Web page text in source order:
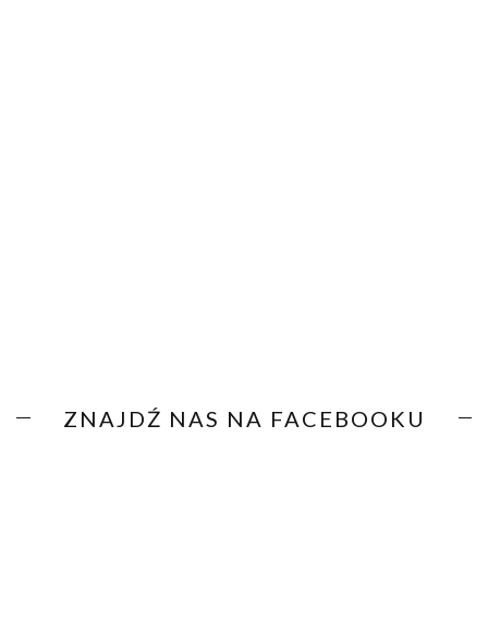
ZNAJDŹ NAS NA FACEBOOKU